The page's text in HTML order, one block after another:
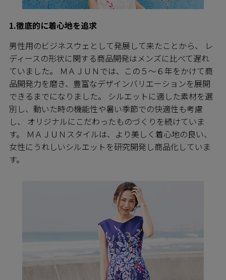
1.徹底的に着心地を追求
男性用のビジネスウェとして発展して来たことから、 レ
ディースの形状に関する商品開発はメンズに比べて遅れ
ていました。 ＭＡＪＵＮでは、この５～６年をかけて商
品開発力を磨き、豊富なデザインバリエーションを展開
できるまでになりました。 シルエットに適した素材を選
別し、動いた時の機能性や暑い季節での快適性も考慮
し、 オリジナルにこだわったものづくりを続けていま
す。 ＭＡＪＵＮスタイルは、より美しく着心地の良い、
女性にうれしいシルエットを研究開発し商品化していま
す。